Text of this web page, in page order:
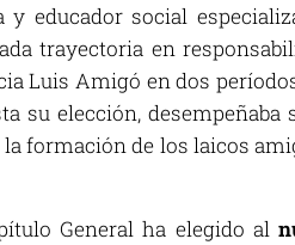
y educador social
trayectoria en
Luis Amigó en dos
su elección,
formación de los laicos
General ha elegido al